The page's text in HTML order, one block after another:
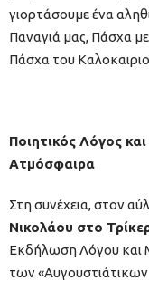
γιορτάσουμε ένα
Παναγιά μας, Πάσχα
Πάσχα του
Ποιητικός Λόγος
Ατμόσφαιρα
Στη συνέχεια, στον
Νικολάου στο
Εκδήλωση Λόγου και
των